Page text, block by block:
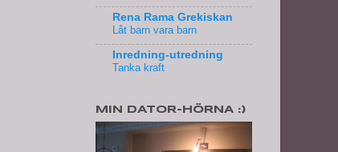
Rena Rama Grekiskan
Låt barn vara barn
Inredning-utredning
Tanka kraft
MIN DATOR-HÖRNA :)